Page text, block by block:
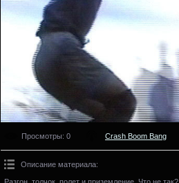
Просмотры: 0 Crash Boom Bang
Описание материала:
Разгон, толчок, полет и приземление. Что не так?